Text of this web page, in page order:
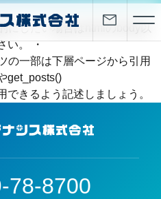
にしたい場合はhtmlのbody以
い。 ・
の一部は下層ページから引用
get_posts()
できるよう記述しましょう。
78-8700